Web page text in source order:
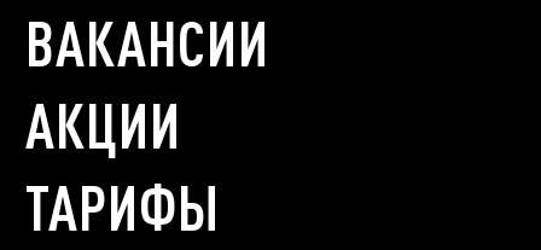
ВАКАНСИИ
АКЦИИ
ТАРИФЫ